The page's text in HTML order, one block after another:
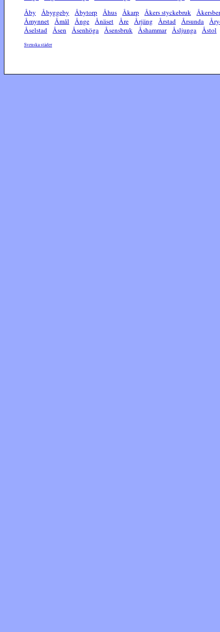
Åby
Åbyggeby Åbytorp Åhus Åkarp Åkers styckebruk
Åmynnet
Åmål Ånge Ånäset Åre Årjäng Årstad Årsunda
Åselstad
Åsen Åsenhöga Åsensbruk Åshammar Åsljunga Åstol
Svenska städer